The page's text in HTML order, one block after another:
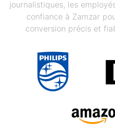
journalistiques, les
confiance à Zamzar
conversion précis et